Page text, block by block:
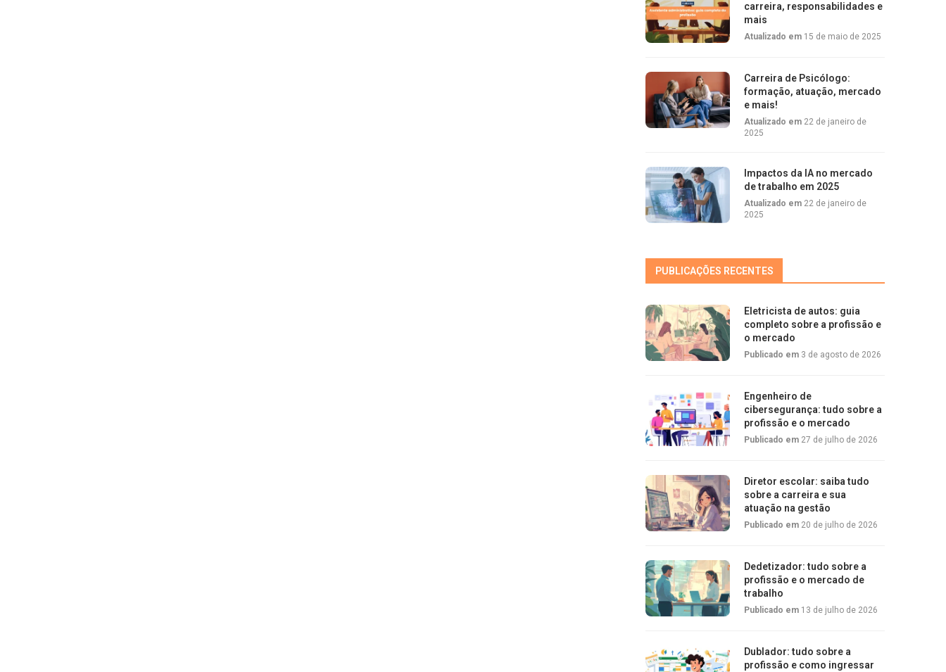
carreira, responsabilidades e
mais
Atualizado em 15 de maio de 2025
Carreira de Psicólogo:
formação, atuação, mercado
e mais!
Atualizado em 22 de janeiro de
2025
Impactos da IA no mercado
de trabalho em 2025
Atualizado em 22 de janeiro de
2025
PUBLICAÇÕES RECENTES
Eletricista de autos: guia
completo sobre a profissão e
o mercado
Publicado em 3 de agosto de 2026
Engenheiro de
cibersegurança: tudo sobre a
profissão e o mercado
Publicado em 27 de julho de 2026
Diretor escolar: saiba tudo
sobre a carreira e sua
atuação na gestão
Publicado em 20 de julho de 2026
Dedetizador: tudo sobre a
profissão e o mercado de
trabalho
Publicado em 13 de julho de 2026
Dublador: tudo sobre a
profissão e como ingressar